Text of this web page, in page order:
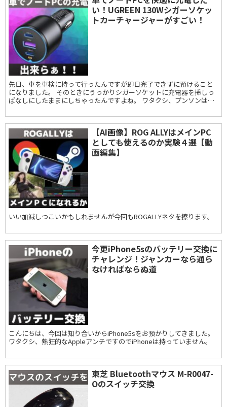
い！UGREEN 130Wシガーソケッ
トカーチャージャーがすごい！
先日、車を車検に持って行ったんですが即日完了できずに預けること
になりました。 そのときにうっかりシガーソケットに充電器を挿しっ
ぱなしにしたままにしちゃったんですよね。 ワタクシ、プンソンは車
【AI画像】ROG ALLYはメインPC
としても使えるのか実験４選【動
画編集】
いい加減しつこいかもしれませんが今回もROGALLYネタを擦ります。
今更iPhone5sのバッテリー交換に
チャレンジ！ジャンカーなら通ら
なければならぬ道
こんにちは、今回は知り合いからiPhone5sをお預かりしてきました。
ワタクシ、熱狂的なAppleアンチですのでiPhoneは持っていません。
東芝 Bluetoothマウス M-R0047-
Oのスイッチ交換